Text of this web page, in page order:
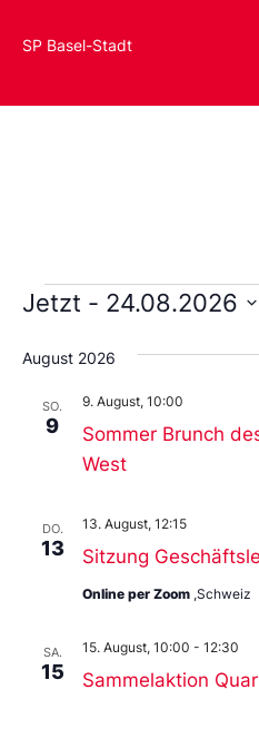
SP Basel-Stadt
Jetzt - 24.08.2026
Sie
das
aus.
August 2026
SO.
9
Sommer Brunch
West
9. August, 10:00
DO.
13 Sitzung
13. August, 12:15
Online per Zoom ,Schweiz
SA.
15 Sammelaktion
15. August, 10:00 - 12:30